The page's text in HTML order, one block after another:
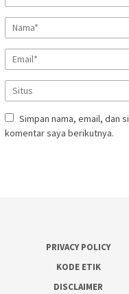
Simpan nama, email, dan
komentar saya berikutnya.
PRIVACY POLICY
KODE ETIK
DISCLAIMER